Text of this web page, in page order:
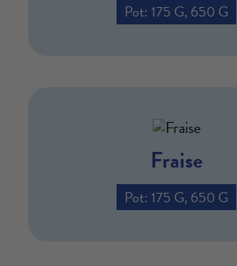
Pot: 175 G, 650 G
Fraise
Pot: 175 G, 650 G